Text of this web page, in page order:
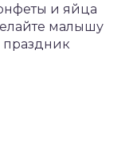
и яйца
малышу
праздник